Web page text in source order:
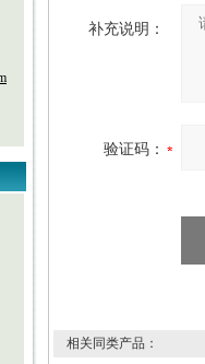
补充说明：
验证码：
相关同类产品：